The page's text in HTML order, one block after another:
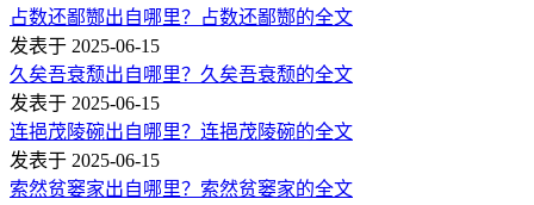
占数还鄙酂出自哪里？占数还鄙酂的全文
发表于 2025-06-15
久矣吾衰颓出自哪里？久矣吾衰颓的全文
发表于 2025-06-15
连挹茂陵碗出自哪里？连挹茂陵碗的全文
发表于 2025-06-15
索然贫窭家出自哪里？索然贫窭家的全文